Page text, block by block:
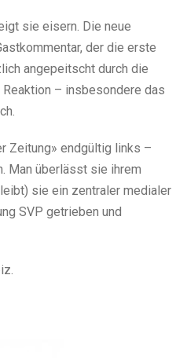
sie eisern. Die neue
der die erste
angepeitscht durch die
Reaktion – insbesondere das
Zeitung» endgültig links –
Man überlässt sie ihrem
sie ein zentraler medialer
SVP getrieben und